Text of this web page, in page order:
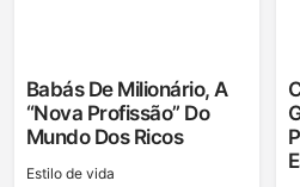
Babás De Milionário, A
“nova Profissão” Do
Mundo Dos Ricos
Estilo de vida